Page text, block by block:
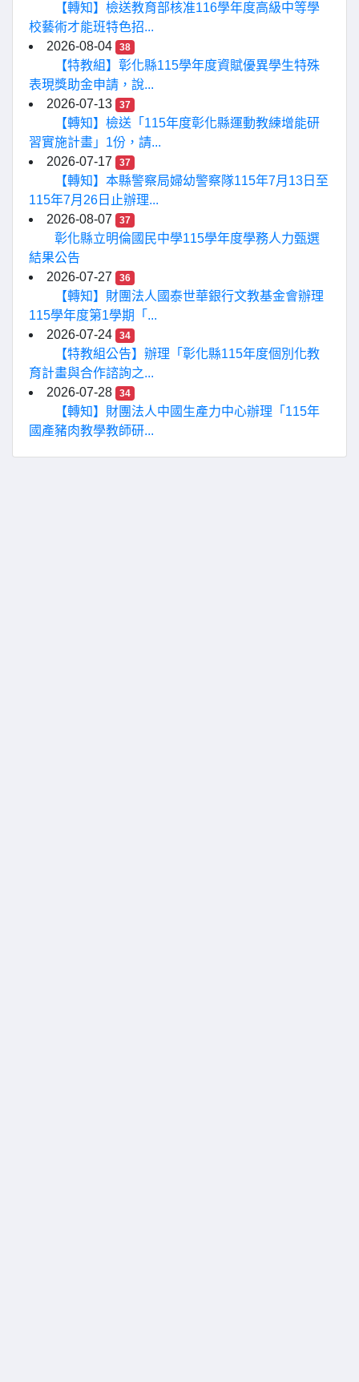
【轉知】檢送教育部核准116學年度高級中等學
校藝術才能班特色招...
2026-08-04
38
【特教組】彰化縣115學年度資賦優異學生特殊
表現獎助金申請，說...
2026-07-13
37
【轉知】檢送「115年度彰化縣運動教練增能研
習實施計畫」1份，請...
2026-07-17
37
【轉知】本縣警察局婦幼警察隊115年7月13日至
115年7月26日止辦理...
2026-08-07
37
彰化縣立明倫國民中學115學年度學務人力甄選
結果公告
2026-07-27
36
【轉知】財團法人國泰世華銀行文教基金會辦理
115學年度第1學期「...
2026-07-24
34
【特教組公告】辦理「彰化縣115年度個別化教
育計畫與合作諮詢之...
2026-07-28
34
【轉知】財團法人中國生產力中心辦理「115年
國產豬肉教學教師研...